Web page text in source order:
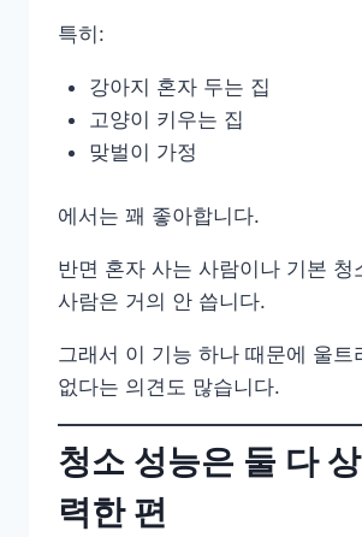
특히:
강아지 혼자 두는 집
고양이 키우는 집
맞벌이 가정
에서는 꽤 좋아합니다.
반면 혼자 사는 사람이나 기본 청
사람은 거의 안 씁니다.
그래서 이 기능 하나 때문에 울트
없다는 의견도 많습니다.
청소 성능은 둘 다
력한 편